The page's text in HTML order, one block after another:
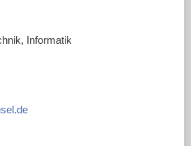
Informatik